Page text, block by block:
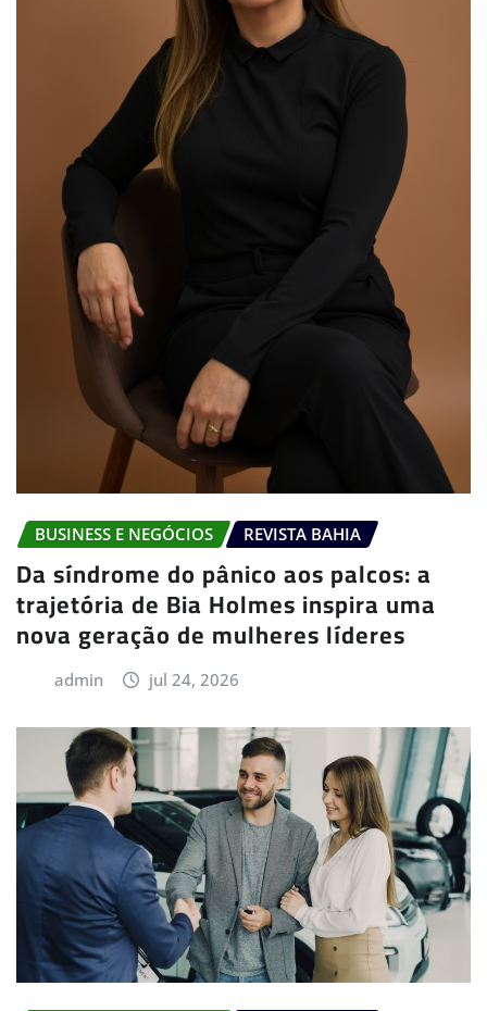
BUSINESS E NEGÓCIOS REVISTA BAHIA
Da síndrome do pânico aos palcos: a
trajetória de Bia Holmes inspira uma
nova geração de mulheres líderes
admin jul 24, 2026